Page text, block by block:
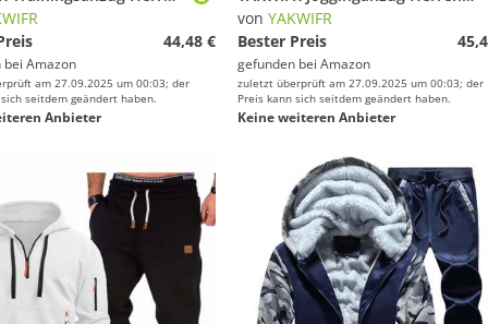
44,48 €
bei Amazon
am 27.09.2025 um 00:03; der
seitdem geändert haben.
Anbieter
von YAKWIFR
Bester Preis
gefunden bei Amazon
zuletzt überprüft am 27.09.2025 um 00:03; der
Preis kann sich seitdem geändert haben.
Keine weiteren Anbieter